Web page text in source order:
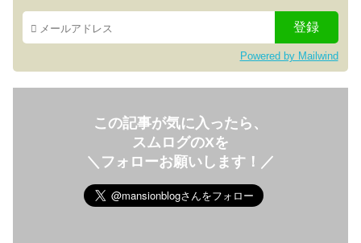
Powered by Mailwind
この記事が気に入ったら、
スムログのXを
＼フォローお願いします！／